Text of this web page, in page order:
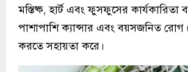
মস্তিষ্ক, হার্ট এবং ফুসফুসের কার্যকারিতা
পাশাপাশি ক্যান্সার এবং বয়সজনিত রোগ
করতে সহায়তা করে।